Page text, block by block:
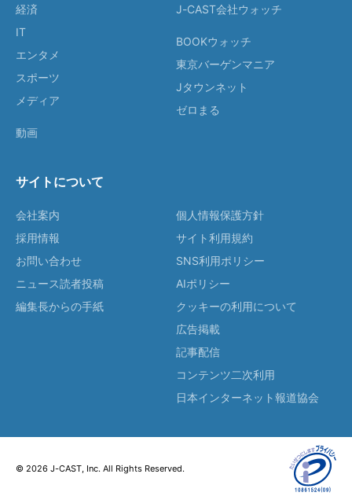
経済
IT
エンタメ
スポーツ
メディア
動画
J-CAST会社ウォッチ
BOOKウォッチ
東京バーゲンマニア
Jタウンネット
ゼロまる
サイトについて
会社案内
採用情報
お問い合わせ
ニュース読者投稿
編集長からの手紙
個人情報保護方針
サイト利用規約
SNS利用ポリシー
AIポリシー
クッキーの利用について
広告掲載
記事配信
コンテンツ二次利用
日本インターネット報道協会
© 2026 J-CAST, Inc. All Rights Reserved.